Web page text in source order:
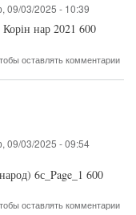
09/03/2025 - 10:39
оставлять комментарии
09/03/2025 - 09:54
оставлять комментарии